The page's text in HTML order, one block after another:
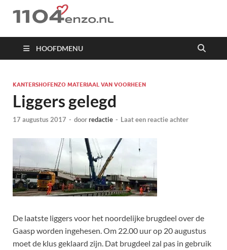
1104 en zo
HOOFDMENU
KANTERSHOFENZO MATERIAAL VAN VOORHEEN
Liggers gelegd
17 augustus 2017 - doorredactie - Laat een reactie achter
De laatste liggers voor het noordelijke brugdeel over de
Gaasp worden ingehesen. Om 22.00 uur op 20 augustus
moet de klus geklaard zijn. Dat brugdeel zal pas in gebruik